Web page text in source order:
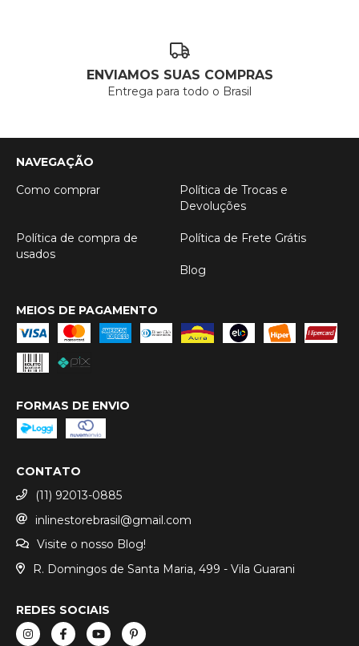
ENVIAMOS SUAS COMPRAS
Entrega para todo o Brasil
NAVEGAÇÃO
Como comprar
Política de Trocas e
Devoluções
Política de compra de
usados
Política de Frete Grátis
Blog
MEIOS DE PAGAMENTO
FORMAS DE ENVIO
CONTATO
(11) 92013-0885
inlinestorebrasil@gmail.com
Visite o nosso Blog!
R. Domingos de Santa Maria, 499 - Vila Guarani
REDES SOCIAIS